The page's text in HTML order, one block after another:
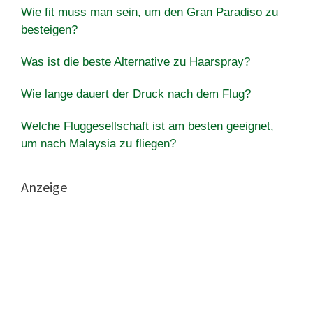
Wie fit muss man sein, um den Gran Paradiso zu
besteigen?
Was ist die beste Alternative zu Haarspray?
Wie lange dauert der Druck nach dem Flug?
Welche Fluggesellschaft ist am besten geeignet,
um nach Malaysia zu fliegen?
Anzeige